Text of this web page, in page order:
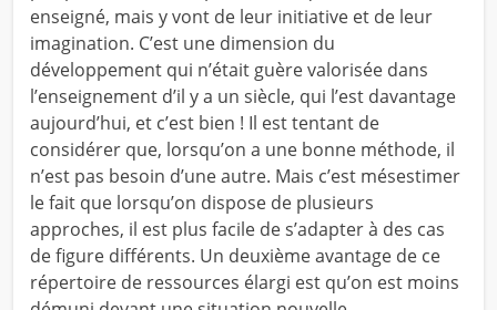
enseigné, mais y vont de leur initiative et de leur
imagination. C’est une dimension du
développement qui n’était guère valorisée dans
l’enseignement d’il y a un siècle, qui l’est davantage
aujourd’hui, et c’est bien ! Il est tentant de
considérer que, lorsqu’on a une bonne méthode, il
n’est pas besoin d’une autre. Mais c’est mésestimer
le fait que lorsqu’on dispose de plusieurs
approches, il est plus facile de s’adapter à des cas
de figure différents. Un deuxième avantage de ce
répertoire de ressources élargi est qu’on est moins